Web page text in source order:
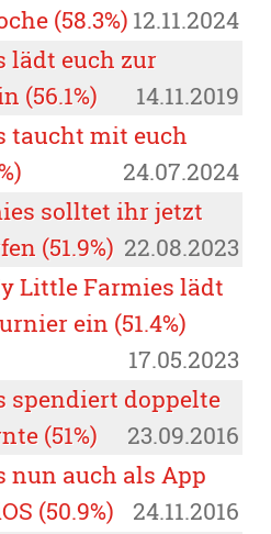
(58.3%) 12.11.2024
lädt euch zur
(56.1%)
14.11.2019
taucht mit euch
24.07.2024
solltet ihr jetzt
(51.9%) 22.08.2023
Little Farmies lädt
ein (51.4%)
17.05.2023
spendiert doppelte
(51%)
23.09.2016
nun auch als App
(50.9%)
24.11.2016